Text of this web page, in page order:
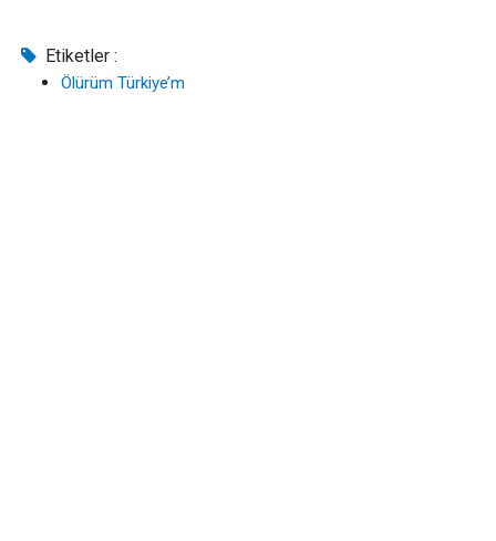
Etiketler :
Ölürüm Türkiye’m